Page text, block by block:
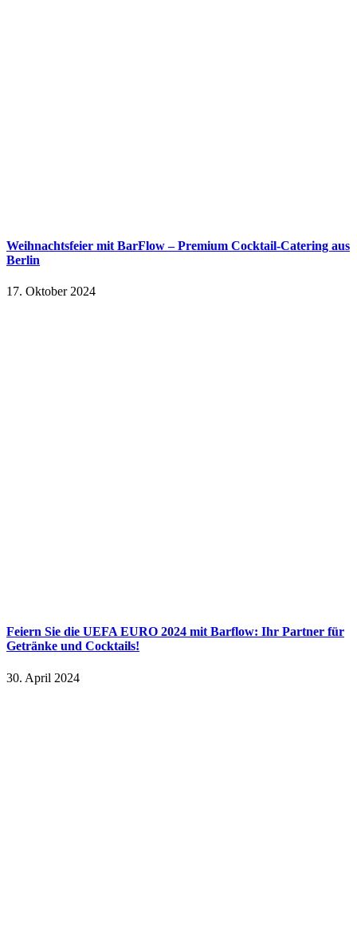
Weihnachtsfeier mit BarFlow – Premium Cocktail-Catering aus
Berlin
17. Oktober 2024
Feiern Sie die UEFA EURO 2024 mit Barflow: Ihr Partner für
Getränke und Cocktails!
30. April 2024